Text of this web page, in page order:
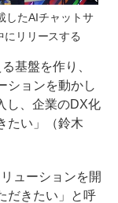
したAIチャットサ
リリースする
基盤を作り、
ションを動かし
し、企業のDX化
たい」（鈴木
ューションを開
だきたい」と呼